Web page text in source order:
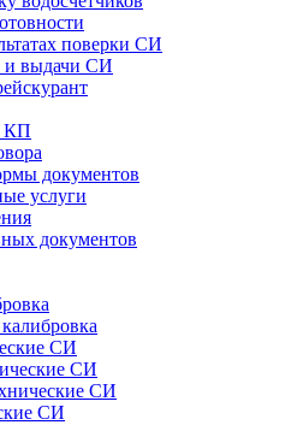
поверки СИ
и выдачи СИ
КП
документов
услуги
документов
СИ
СИ
СИ
СИ